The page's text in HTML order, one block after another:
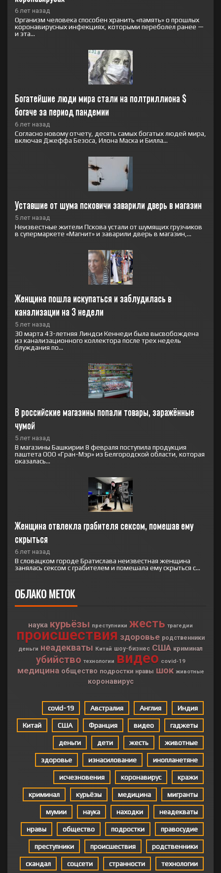
6 лет назад
Организм человека способен хранить «память» о прошлых
коронавирусных инфекциях, которыми переболел ранее —
и эта...
Богатейшие люди мира стали на полтриллиона $
богаче за период пандемии
6 лет назад
Согласно новому отчету, десять самых богатых людей мира,
включая Джеффа Безоса, Илона Маска и Билла...
Уставшие от шума псковичи заварили дверь в магазин
5 лет назад
Неизвестные жители Пскова устали от шумящих грузчиков
в супермаркете «Магнит» и заварили дверь в магазин,...
Женщина пошла искупаться и заблудилась в
канализации на 3 недели
5 лет назад
30 марта 43-летняя Линдси Кеннеди была высвобождена
из канализационного коллектора после трех недель
блуждания по...
В российские магазины попали товары, заражённые
чумой
5 лет назад
В магазины Башкирии 8 февраля поступила продукция
паштета ООО «Гран-Мэр» из Белгородской области, которая
оказалась...
Женщина отвлекла грабителя сексом, помешав ему
скрыться
6 лет назад
В словацком городе Братислава неизвестная женщина
занялась сексом с грабителем и помешала ему скрыться с...
ОБЛАКО МЕТОК
наука курьёзы преступники жесть трагедии
происшествия здоровье родственники
деньги неадекваты Китай шоу-бизнес США криминал
убийство технологии видео covid-19
медицина общество подростки нравы шок животные
коронавирус
covid-19 Австралия Англия Индия
Китай США Франция видео гаджеты
деньги дети жесть животные
здоровье изнасилование инопланетяне
исчезновения коронавирус кражи
криминал курьёзы медицина мигранты
мумии наука находки неадекваты
нравы общество подростки правосудие
преступники происшествия родственники
скандал соцсети странности технологии